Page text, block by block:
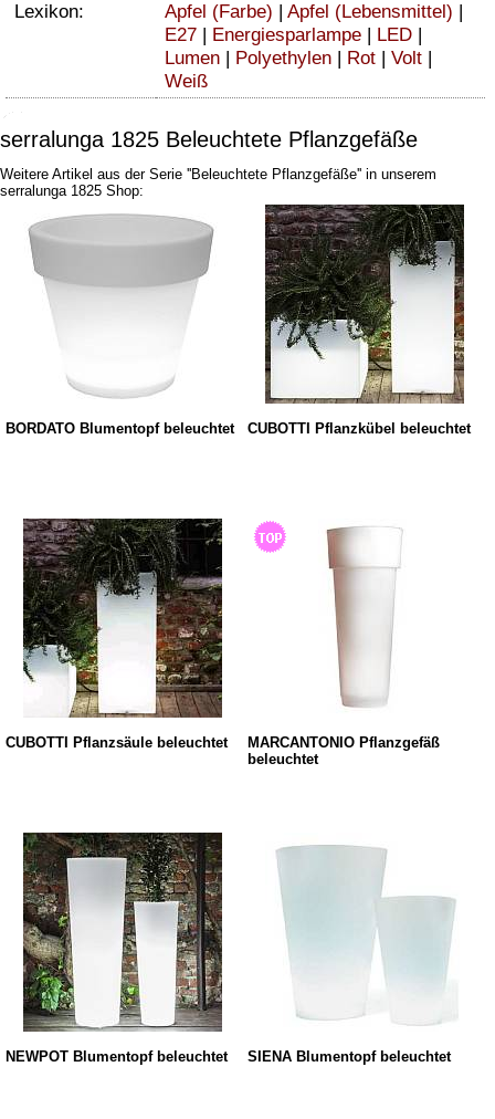
Lexikon:
Apfel (Farbe) Apfel (Lebensmittel)
E27
Energiesparlampe LED
Lumen
Polyethylen Rot Volt
Weiß
serralunga 1825 Beleuchtete Pflanzgefäße
Weitere Artikel aus der Serie ''Beleuchtete Pflanzgefäße'' in unserem
serralunga 1825 Shop:
BORDATO Blumentopf beleuchtet CUBOTTI Pflanzkübel beleuchtet
CUBOTTI Pflanzsäule beleuchtet
MARCANTONIO Pflanzgefäß
beleuchtet
NEWPOT Blumentopf beleuchtet SIENA Blumentopf beleuchtet